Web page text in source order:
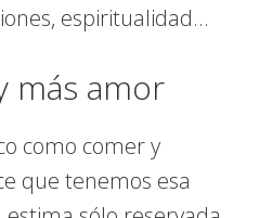
espiritualidad…
más amor
como comer y
que tenemos esa